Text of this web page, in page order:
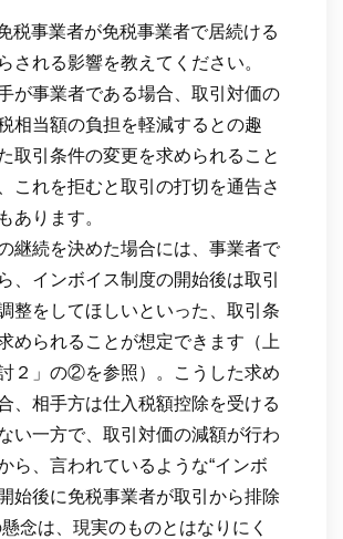
税事業者が免税事業者で居続ける
される影響を教えてください。
が事業者である場合、取引対価の
相当額の負担を軽減するとの趣
取引条件の変更を求められること
これを拒むと取引の打切を通告さ
あります。
継続を決めた場合には、事業者で
、インボイス制度の開始後は取引
整をしてほしいといった、取引条
められることが想定できます（上
２」の②を参照）。こうした求め
、相手方は仕入税額控除を受ける
い一方で、取引対価の減額が行わ
ら、言われているような“インボ
始後に免税事業者が取引から排除
懸念は、現実のものとはなりにく